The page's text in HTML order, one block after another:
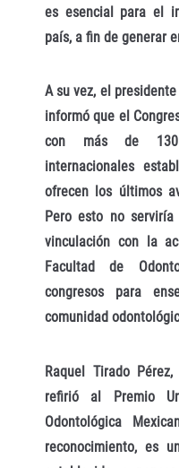
es esencial para el
país, a fin de generar
A su vez, el
informó que el
con más de 130
internacionales
ofrecen los últimos
Pero esto no
vinculación con la
Facultad de
congresos para
comunidad
Raquel Tirado
refirió al Premio
Odontológica
reconocimiento, es